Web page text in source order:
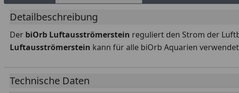
Detailbeschreibung
Der biOrb Luftausströmerstein reguliert den Strom der
Luftausströmerstein kann für alle biOrb Aquarien
Technische Daten